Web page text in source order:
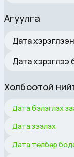
Агуулга
Дата
Дата хэрэглээ
Холбоотой
Дата бэлэглэх
Дата зээлэх
Дата төлбөр